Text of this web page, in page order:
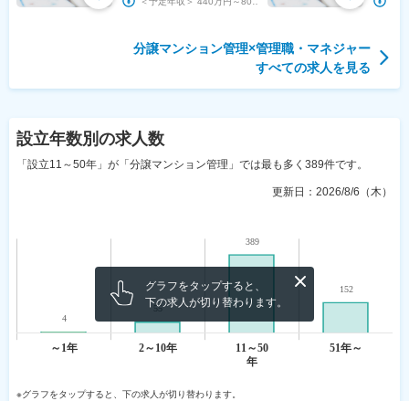
分譲マンション管理×管理職・マネジャー
すべての求人を見る
設立年数別の求人数
「設立11～50年」が「分譲マンション管理」では最も多く389件です。
更新日： 2026/8/6（木）
グラフをタップすると、
下の求人が切り替わります。
※グラフをタップすると、下の求人が切り替わります。